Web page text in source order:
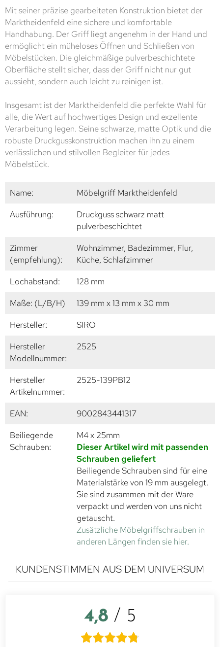
Mit seiner präzise gearbeiteten Konstruktion bietet der
Marktheidenfeld eine sichere und komfortable
Handhabung. Der Griff liegt angenehm in der Hand und
ermöglicht ein müheloses Öffnen und Schließen von
Möbelstücken. Die gleichmäßige pulverbeschichtete
Oberfläche stellt sicher, dass der Griff nicht nur gut
aussieht, sondern auch leicht zu reinigen ist.
Insgesamt ist der Marktheidenfeld die perfekte Wahl für
alle, die Wert auf hochwertiges Design und exzellente
Verarbeitung legen. Seine schwarze, matte Optik und die
robuste Druckgusskonstruktion machen ihn zu einem
verlässlichen und stilvollen Begleiter für jedes
Möbelstück.
Name:
Möbelgriff Marktheidenfeld
Ausführung:
Druckguss schwarz matt
pulverbeschichtet
Zimmer
(empfehlung):
Wohnzimmer, Badezimmer, Flur,
Küche, Schlafzimmer
Lochabstand:
128 mm
Maße: (L/B/H)
139 mm x 13 mm x 30 mm
Hersteller:
SIRO
Hersteller
Modellnummer:
2525
Hersteller
Artikelnummer:
2525-139PB12
EAN:
9002843441317
Beiliegende
Schrauben:
M4 x 25mm
Dieser Artikel wird mit passenden
Schrauben geliefert
Beiliegende Schrauben sind für eine
Materialstärke von 19 mm ausgelegt.
Sie sind zusammen mit der Ware
verpackt und werden von uns nicht
getauscht.
Zusätzliche Möbelgriffschrauben in
anderen Längen finden sie hier.
KUNDENSTIMMEN AUS DEM UNIVERSUM
4,8 / 5